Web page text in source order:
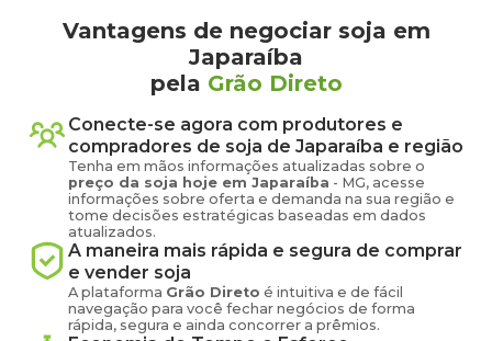
Vantagens de negociar soja em
Japaraíba
pela Grão Direto
Conecte-se agora com produtores e
compradores de soja de Japaraíba e região
Tenha em mãos informações atualizadas sobre o
preço da soja hoje em Japaraíba - MG, acesse
informações sobre oferta e demanda na sua região e
tome decisões estratégicas baseadas em dados
atualizados.
A maneira mais rápida e segura de comprar
e vender soja
A plataforma Grão Direto é intuitiva e de fácil
navegação para você fechar negócios de forma
rápida, segura e ainda concorrer a prêmios.